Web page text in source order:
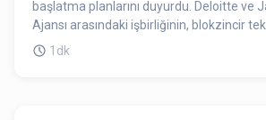
başlatma planlarını duyurdu. Deloitte ve Japonya Spor
Ajansı arasındaki işbirliğinin, blokzincir
NFT'lerden yararlanarak spor
1dk